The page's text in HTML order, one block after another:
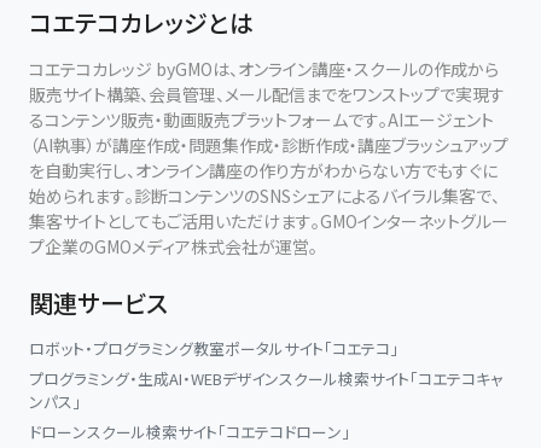
コエテコカレッジとは
コエテコカレッジ byGMOは、オンライン講座・スクールの作成から
販売サイト構築、会員管理、メール配信までをワンストップで実現す
るコンテンツ販売・動画販売プラットフォームです。AIエージェント
（AI執事）が講座作成・問題集作成・診断作成・講座ブラッシュアップ
を自動実行し、オンライン講座の作り方がわからない方でもすぐに
始められます。診断コンテンツのSNSシェアによるバイラル集客で、
集客サイトとしてもご活用いただけます。GMOインターネットグルー
プ企業のGMOメディア株式会社が運営。
関連サービス
ロボット・プログラミング教室ポータルサイト「コエテコ」
プログラミング・生成AI・WEBデザインスクール検索サイト「コエテコキャ
ンパス」
ドローンスクール検索サイト「コエテコドローン」